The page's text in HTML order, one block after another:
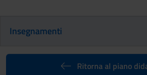
Insegnamenti
Ritorna al piano